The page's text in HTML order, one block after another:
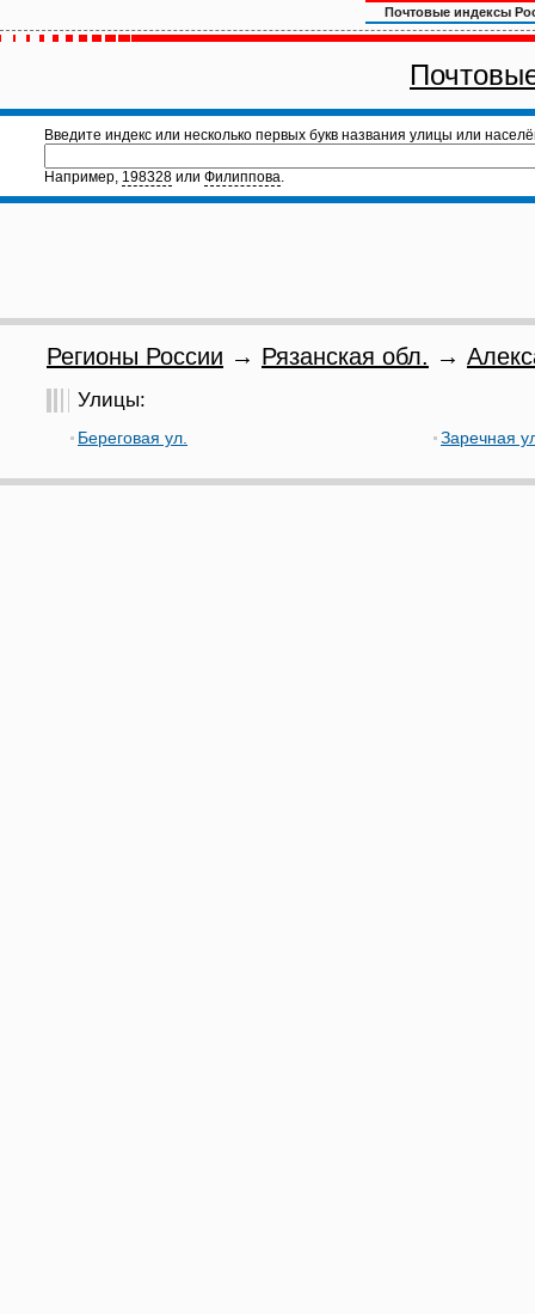
Почтовые индексы
Введите индекс или несколько первых букв названия улицы или
Например, 198328 или Филиппова.
Регионы России → Рязанская обл. →
Улицы:
Береговая ул. Заречная